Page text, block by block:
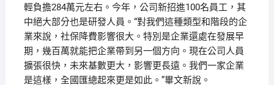
輕負擔284萬元左右。今年，公司新招進100名員工，其
中絕大部分也是研發人員。“對我們這種類型和階段的企
業來說，社保降費影響很大。特別是企業還處在發展早
期，幾百萬就能把企業帶到另一個方向。現在公司人員
擴張很快，未來基數更大，影響更長遠。我們一家企業
是這樣，全國匯總起來更是如此。”畢文新說。